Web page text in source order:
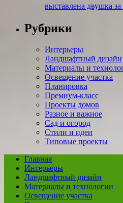
выставлена двушка
Рубрики
Интерьеры
Ландшафтный дизайн
Материалы и
Освещение участка
Планировка
Премиум-класс
Проекты домов
Разное и важное
Сад и огород
Стили и идеи
Типовые проекты
Главная
Интерьеры
Ландшафтный дизайн
Материалы и технологии
Освещение участка